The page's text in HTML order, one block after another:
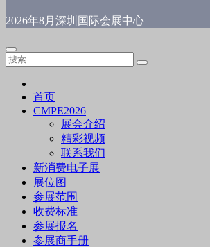
2026年8月深圳国际会展中心
首页
CMPE2026
展会介绍
精彩视频
联系我们
新消费电子展
展位图
参展范围
收费标准
参展报名
参展商手册